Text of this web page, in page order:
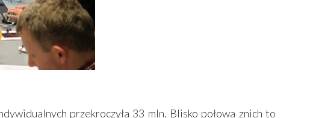
przekroczyła 33 mln. Blisko połowa znich to